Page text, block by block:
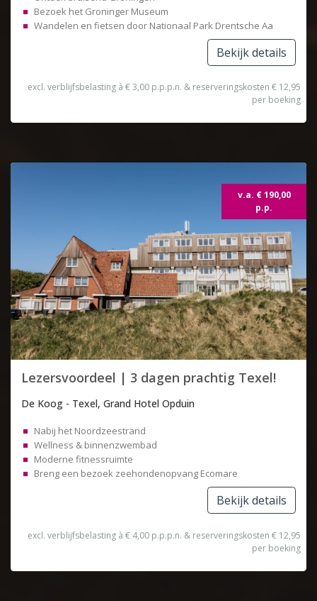
Bezoek het Groninger Museum
Wandelen en fietsen door Nationaal Park Drentsche Aa
Bekijk details
excl. verblijfsbelasting à € 3,00 p.p.p.n. & reserveringskosten € 12,95
per boeking
v.a. € 190,00
p.p.
Lezersvoordeel | 3 dagen prachtig Texel!
De Koog - Texel, Grand Hotel Opduin
Nabij het Noordzeestrand
Wellness & binnenzwembad
Moderne fitnessruimte
Breng een bezoek zeehondenopvang Ecomare
Bekijk details
excl. verblijfsbelasting à € 4,00 p.p.p.n. & reserveringskosten € 12,95
per boeking